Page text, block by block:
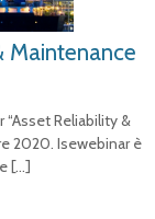
Maintenance
Reliability &
2020. Isewebinar è
[…]